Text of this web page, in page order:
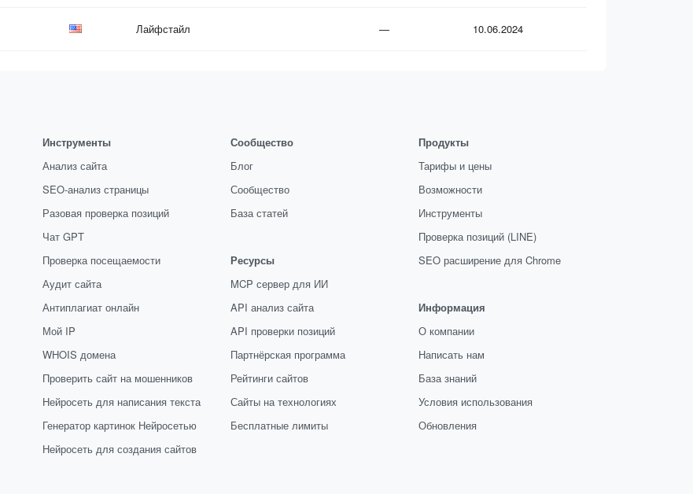
Лайфстайл — 10.06.2024
Инструменты
Анализ сайта
SEO-анализ страницы
Разовая проверка позиций
Чат GPT
Проверка посещаемости
Аудит сайта
Антиплагиат онлайн
Мой IP
WHOIS домена
Проверить сайт на мошенников
Нейросеть для написания текста
Генератор картинок Нейросетью
Нейросеть для создания сайтов
Сообщество
Блог
Сообщество
База статей
Ресурсы
MCP сервер для ИИ
API анализ сайта
API проверки позиций
Партнёрская программа
Рейтинги сайтов
Сайты на технологиях
Бесплатные лимиты
Продукты
Тарифы и цены
Возможности
Инструменты
Проверка позиций (LINE)
SEO расширение для Chrome
Информация
О компании
Написать нам
База знаний
Условия использования
Обновления